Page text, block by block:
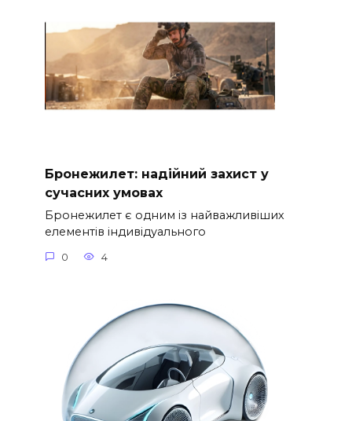
Бронежилет: надійний захист у
сучасних умовах
Бронежилет є одним із найважливіших
елементів індивідуального
0 4